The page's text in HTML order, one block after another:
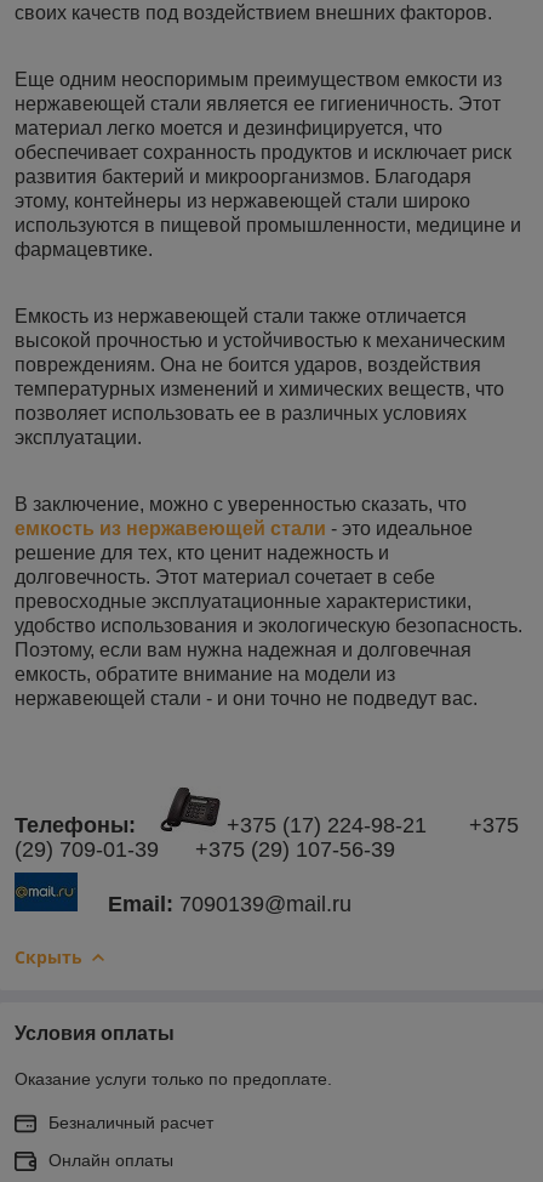
своих качеств под воздействием внешних факторов.
Еще одним неоспоримым преимуществом емкости из
нержавеющей стали является ее гигиеничность. Этот
материал легко моется и дезинфицируется, что
обеспечивает сохранность продуктов и исключает риск
развития бактерий и микроорганизмов. Благодаря
этому, контейнеры из нержавеющей стали широко
используются в пищевой промышленности, медицине и
фармацевтике.
Емкость из нержавеющей стали также отличается
высокой прочностью и устойчивостью к механическим
повреждениям. Она не боится ударов, воздействия
температурных изменений и химических веществ, что
позволяет использовать ее в различных условиях
эксплуатации.
В заключение, можно с уверенностью сказать, что
емкость из нержавеющей стали - это идеальное
решение для тех, кто ценит надежность и
долговечность. Этот материал сочетает в себе
превосходные эксплуатационные характеристики,
удобство использования и экологическую безопасность.
Поэтому, если вам нужна надежная и долговечная
емкость, обратите внимание на модели из
нержавеющей стали - и они точно не подведут вас.
Телефоны:​
+375 (17) 224-98-21 +375
(29) 709-01-39 +375 (29) 107-56-39
Email: 7090139@mail.ru
Скрыть
Условия оплаты
Оказание услуги только по предоплате.
Безналичный расчет
Онлайн оплаты